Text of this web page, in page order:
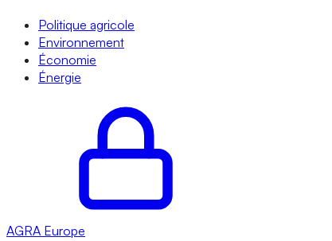
Politique agricole
Environnement
Économie
Énergie
AGRA Europe